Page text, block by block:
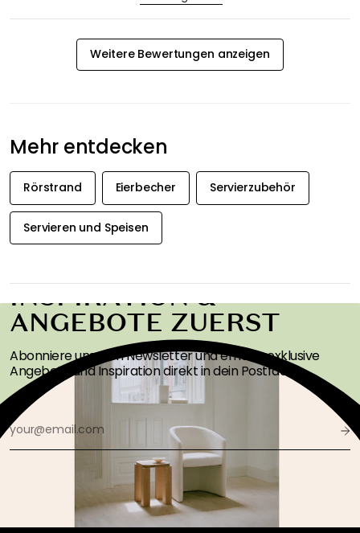
Weitere Bewertungen anzeigen
Mehr entdecken
Rörstrand Eierbecher Servierzubehör
Servieren und Speisen
INSPIRATION &
ANGEBOTE ZUERST
Abonniere unseren Newsletter und erhalte exklusive
Angebote und Inspiration direkt in dein Postfach!